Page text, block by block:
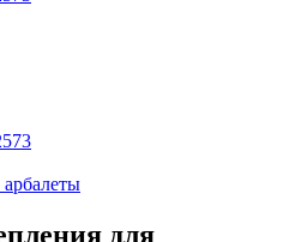
для